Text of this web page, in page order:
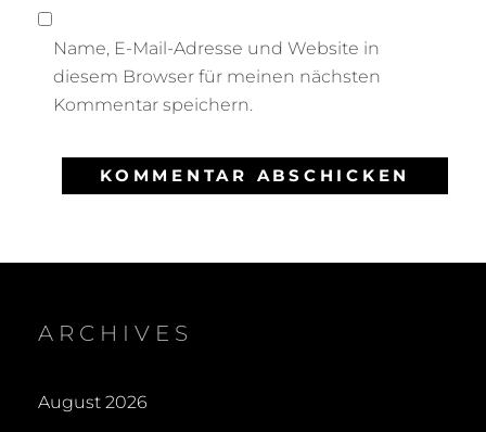
Name, E-Mail-Adresse und Website in
diesem Browser für meinen nächsten
Kommentar speichern.
ARCHIVES
August 2026